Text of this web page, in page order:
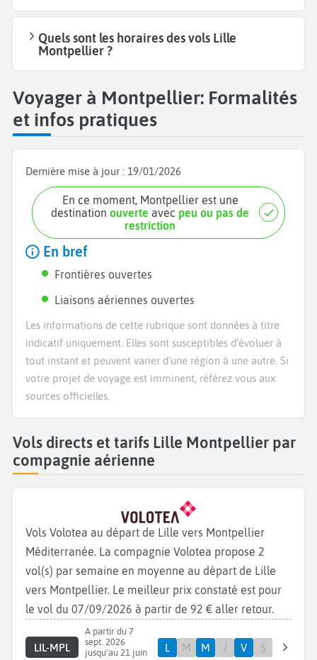
Quels sont les horaires des vols Lille
Montpellier ?
Voyager à Montpellier: Formalités
et infos pratiques
Dernière mise à jour : 19/01/2026
En ce moment, Montpellier est une
destinationouverte avec peu ou pas de
restriction
En bref
Frontières ouvertes
Liaisons aériennes ouvertes
Les informations de cette rubrique sont données à titre
indicatif uniquement. Elles sont susceptibles d’évoluer à
tout instant et peuvent varier d’une région à une autre. Si
votre projet de voyage est imminent, référez vous aux
sources officielles.
Vols directs et tarifs Lille Montpellier par
compagnie aérienne
Vols Volotea au départ de Lille vers Montpellier
Méditerranée. La compagnie Volotea propose 2
vol(s) par semaine en moyenne au départ de Lille
vers Montpellier. Le meilleur prix constaté est pour
le vol du 07/09/2026 à partir de 92 € aller retour.
LIL-MPL
A partir du 7
sept. 2026
jusqu'au 21 juin
L M M J V S